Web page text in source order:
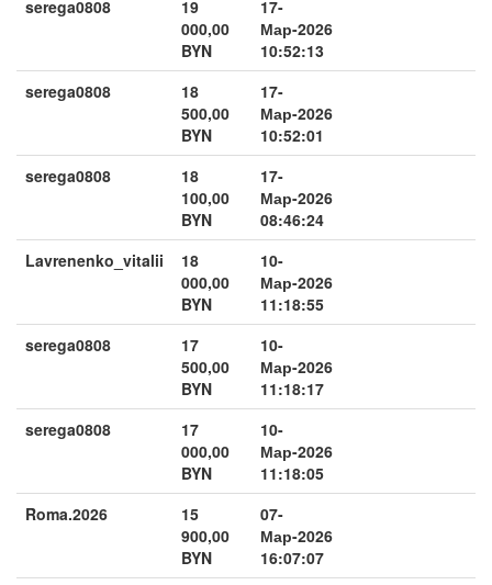
serega0808
19
000,00
BYN
17-
Мар-2026
10:52:13
serega0808
18
500,00
BYN
17-
Мар-2026
10:52:01
serega0808
18
100,00
BYN
17-
Мар-2026
08:46:24
Lavrenenko_vitalii
18
000,00
BYN
10-
Мар-2026
11:18:55
serega0808
17
500,00
BYN
10-
Мар-2026
11:18:17
serega0808
17
000,00
BYN
10-
Мар-2026
11:18:05
Roma.2026
15
900,00
BYN
07-
Мар-2026
16:07:07